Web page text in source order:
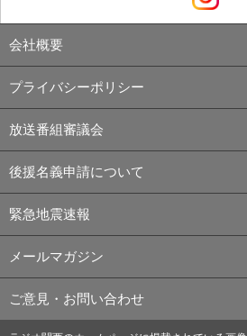
会社概要
プライバシーポリシー
放送番組審議会
後援名義申請について
緊急地震速報
メールマガジン
ご意見・お問い合わせ